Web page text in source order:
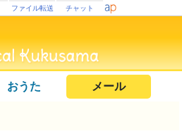
ファイル転送 チャット
おうた メール